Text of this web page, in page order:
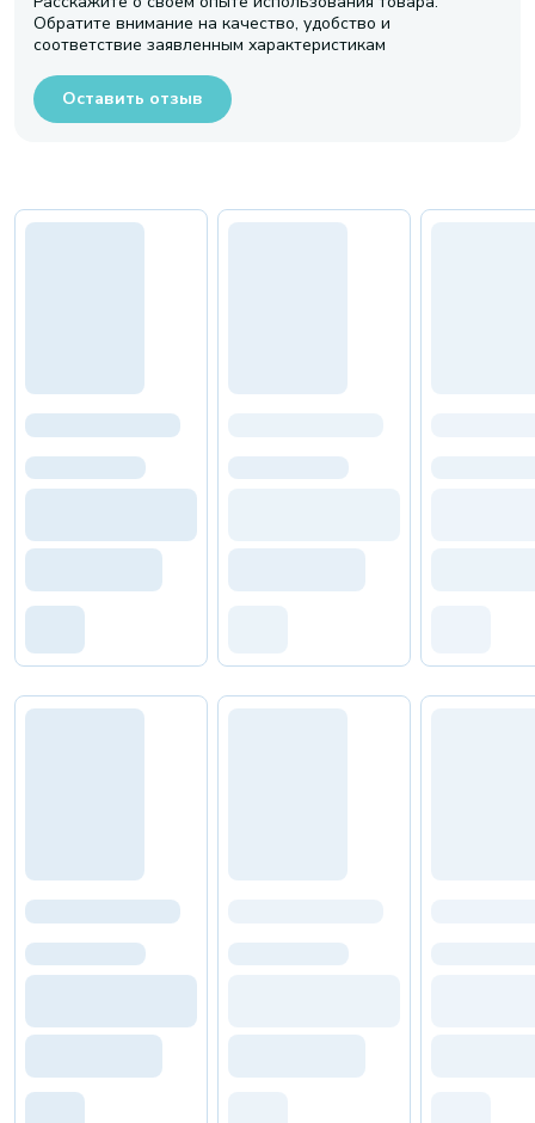
Обратите внимание на качество, удобство и
соответствие заявленным характеристикам
Оставить отзыв